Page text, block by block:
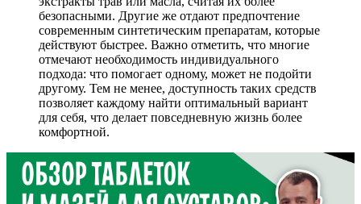
безопасными. Другие же отдают предпочтение
современным синтетическим препаратам, которые
действуют быстрее. Важно отметить, что многие
отмечают необходимость индивидуального
подхода: что помогает одному, может не подойти
другому. Тем не менее, доступность таких средств
позволяет каждому найти оптимальный вариант
для себя, что делает повседневную жизнь более
комфортной.